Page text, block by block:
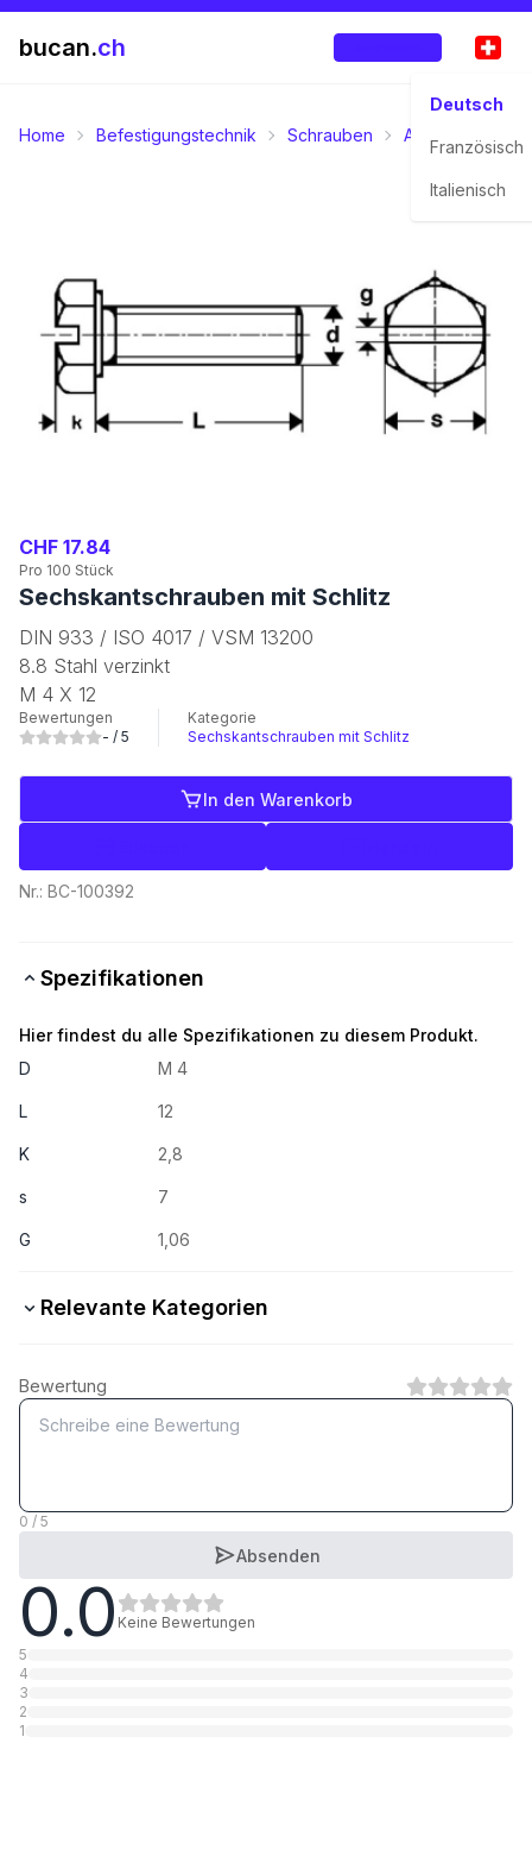
bucan.ch
Deutsch
Französisch
Italienisch
Home Befestigungstechnik Schrauben
CHF 17.84
Pro 100 Stück
Sechskantschrauben mit Schlitz
DIN 933 / ISO 4017 / VSM 13200
8.8 Stahl verzinkt
M 4 X 12
Bewertungen
- / 5
Kategorie
Sechskantschrauben mit Schlitz
In den Warenkorb
Nr.: BC-100392
Spezifikationen
Hier findest du alle Spezifikationen zu diesem Produkt.
D
M 4
L 12
K 2,8
s 7
G 1,06
Relevante Kategorien
Sechskantschrauben mit Schaft
1 Kategorie
Stahlbauschrauben
1 Kategorie
Bewertung
0 / 5
Absenden
0.0 Keine Bewertungen
5
4
3
2
1